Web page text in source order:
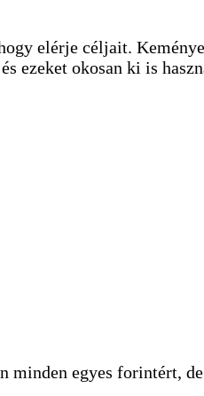
elérje céljait.
ezeket okosan ki is
minden egyes